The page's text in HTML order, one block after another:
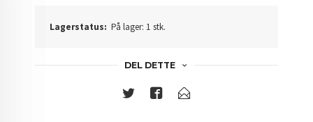
Lagerstatus: På lager: 1 stk.
DEL DETTE